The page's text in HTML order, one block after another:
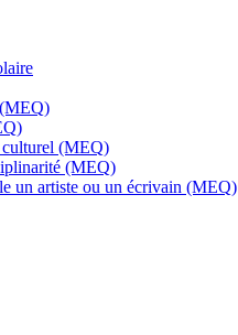
culturel (MEQ)
(MEQ)
un artiste ou un écrivain (MEQ)